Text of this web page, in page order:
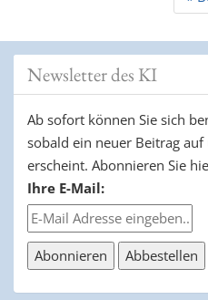
Newsletter des KI
Ab sofort können Sie sich
sobald ein neuer Beitrag
erscheint. Abonnieren Sie
Ihre E-Mail: